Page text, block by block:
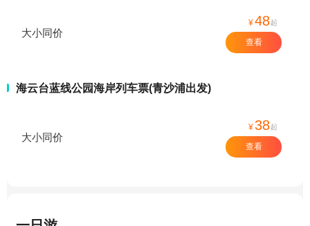
大小同价
¥48起
查看
海云台蓝线公园海岸列车票(青沙浦出发)
大小同价
¥38起
查看